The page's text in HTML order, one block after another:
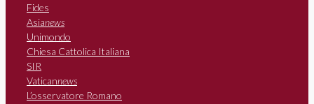
Fides
Asianews
Unimondo
Chiesa Cattolica Italiana
SIR
Vaticannews
L’osservatore Romano